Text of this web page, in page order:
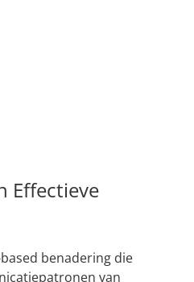
Effectieve
benadering die
van